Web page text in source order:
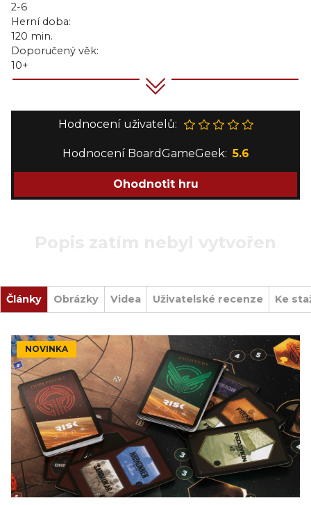
2-6
Herní doba:
120 min.
Doporučený věk:
10+
Hodnocení uživatelů:
Hodnocení BoardGameGeek: 5.6
Ohodnotit hru
Články Obrázky Videa Uživatelské recenze Ke
NOVINKA